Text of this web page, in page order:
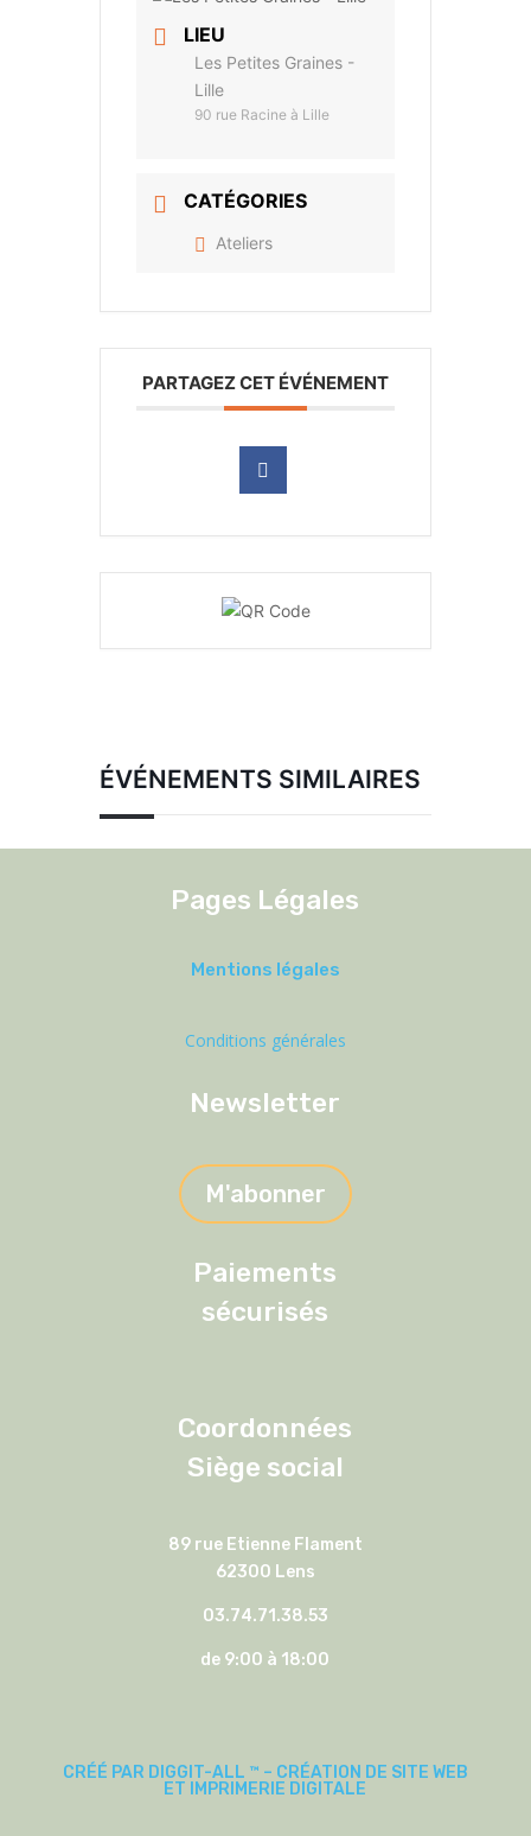
LIEU
Les Petites Graines -
Lille
90 rue Racine à Lille
CATÉGORIES
Ateliers
PARTAGEZ CET ÉVÉNEMENT
ÉVÉNEMENTS SIMILAIRES
Pages Légales
Mentions légales
Conditions générales
Newsletter
M'abonner
Paiements
sécurisés
Coordonnées
Siège social
89 rue Etienne Flament
62300 Lens
03.74.71.38.53
de 9:00 à 18:00
CRÉÉ PAR DIGGIT-ALL ™ – CRÉATION DE SITE WEB
ET IMPRIMERIE DIGITALE